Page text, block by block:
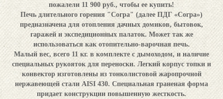
пожалели 11 900 руб., чтобы ее купить!
Печь длительного горения "Согра" (далее ПДГ «Согра»)
предназначена для отопления дачных домиков, бытовок,
гаражей и экспедиционных палаток. Может так же
использоваться как отопительно-варочная печь.
Малый вес, всего 11 кг. в комплекте с дымоходом, и наличие
специальных рукояток для переноски. Легкий корпус топки и
конвектор изготовлены из тонколистовой жаропрочной
нержавеющей стали AISI 430. Специальная граненая форма
придает конструкции повышенную жесткость.